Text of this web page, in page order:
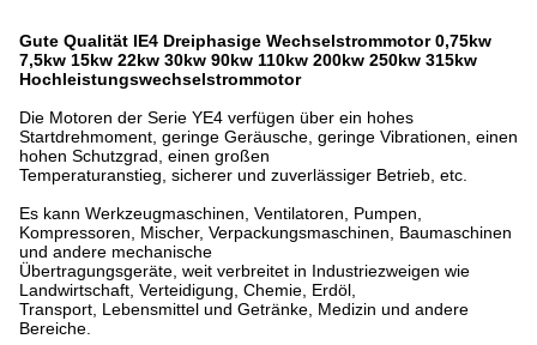
Gute Qualität IE4 Dreiphasige Wechselstrommotor 0,75kw
7,5kw 15kw 22kw 30kw 90kw 110kw 200kw 250kw 315kw
Hochleistungswechselstrommotor
Die Motoren der Serie YE4 verfügen über ein hohes
Startdrehmoment, geringe Geräusche, geringe Vibrationen, einen
hohen Schutzgrad, einen großen
Temperaturanstieg, sicherer und zuverlässiger Betrieb, etc.
Es kann Werkzeugmaschinen, Ventilatoren, Pumpen,
Kompressoren, Mischer, Verpackungsmaschinen, Baumaschinen
und andere mechanische
Übertragungsgeräte, weit verbreitet in Industriezweigen wie
Landwirtschaft, Verteidigung, Chemie, Erdöl,
Transport, Lebensmittel und Getränke, Medizin und andere
Bereiche.